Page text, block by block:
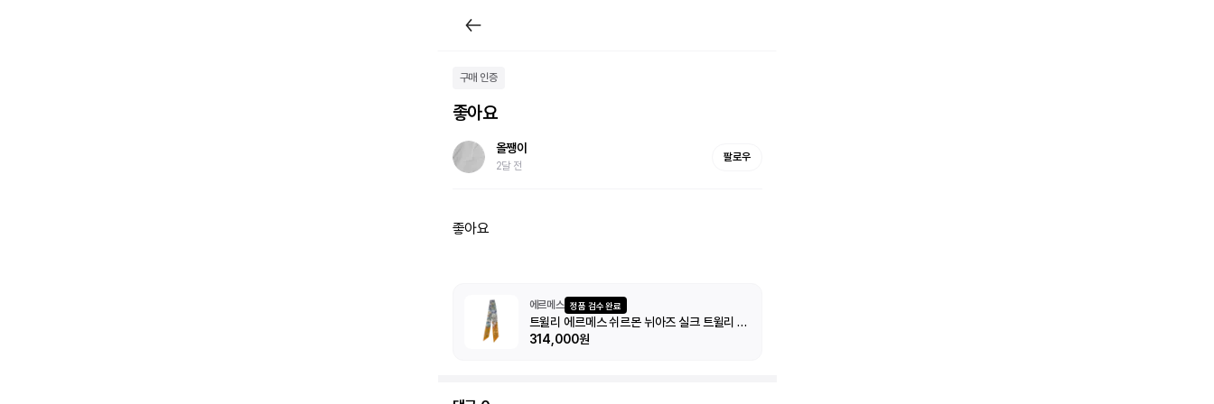
구매 인증
좋아요
올쨍이
2달 전
팔로우
좋아요
에르메스 정품 검수 완료
트윌리 에르메스 쉬르몬 뉘아즈 실크 트윌리 H063900S
314,000원